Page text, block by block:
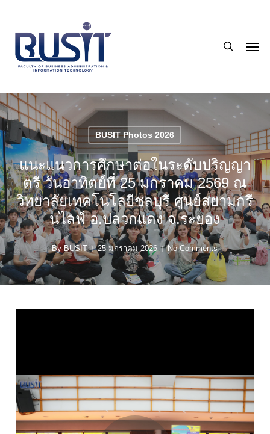
main
content
BUSIT Photos 2026
แนะแนวการศึกษาต่อในระดับปริญญา
ตรี วันอาทิตย์ที่ 25 มกราคม 2569 ณ
วิทยาลัยเทคโนโลยีชลบุรี ศูนย์สยามกรี
นไลฟ์ อ.ปลวกแดง จ.ระยอง
By BUSIT 25 มกราคม 2026 No Comments